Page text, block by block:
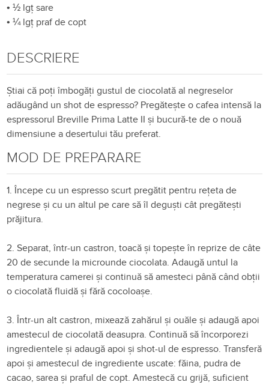
•½ lgț sare
•¼ lgț praf de copt
DESCRIERE
Știai că poți îmbogăți gustul de ciocolată al negreselor
adăugând un shot de espresso? Pregătește o cafea intensă la
espressorul Breville Prima Latte II și bucură-te de o nouă
dimensiune a desertului tău preferat.
MOD DE PREPARARE
1. Începe cu un espresso scurt pregătit pentru rețeta de
negrese și cu un altul pe care să îl deguști cât pregătești
prăjitura.
2. Separat, într-un castron, toacă și topește în reprize de câte
20 de secunde la microunde ciocolata. Adaugă untul la
temperatura camerei și continuă să amesteci până când obții
o ciocolată fluidă și fără cocoloașe.
3. Într-un alt castron, mixează zahărul și ouăle și adaugă apoi
amestecul de ciocolată deasupra. Continuă să încorporezi
ingredientele și adaugă apoi și shot-ul de espresso. Transferă
apoi și amestecul de ingrediente uscate: făina, pudra de
cacao, sarea și praful de copt. Amestecă cu grijă, suficient